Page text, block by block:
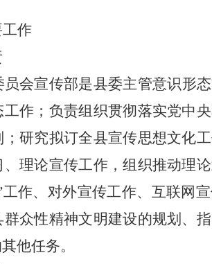
作
会宣传部是县委主管意识形
作； 负责组织贯彻落实党中
研究拟订全县宣传思想文化
理论宣传工作，组织推动理
工作、对外宣传工作、互联网
众性精神文明建设的规划、
他任务。